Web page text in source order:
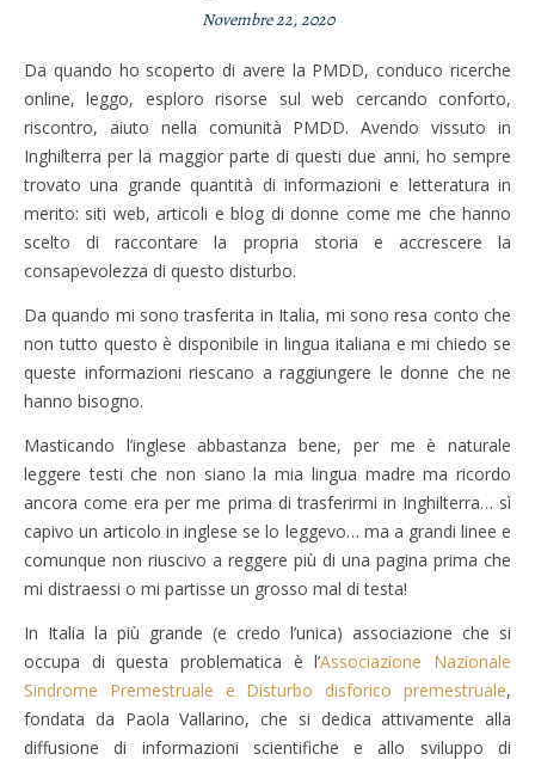
Novembre 22, 2020
Da quando ho scoperto di avere la PMDD, conduco ricerche
online, leggo, esploro risorse sul web cercando conforto,
riscontro, aiuto nella comunità PMDD. Avendo vissuto in
Inghilterra per la maggior parte di questi due anni, ho sempre
trovato una grande quantità di informazioni e letteratura in
merito: siti web, articoli e blog di donne come me che hanno
scelto di raccontare la propria storia e accrescere la
consapevolezza di questo disturbo.
Da quando mi sono trasferita in Italia, mi sono resa conto che
non tutto questo è disponibile in lingua italiana e mi chiedo se
queste informazioni riescano a raggiungere le donne che ne
hanno bisogno.
Masticando l’inglese abbastanza bene, per me è naturale
leggere testi che non siano la mia lingua madre ma ricordo
ancora come era per me prima di trasferirmi in Inghilterra… sì
capivo un articolo in inglese se lo leggevo… ma a grandi linee e
comunque non riuscivo a reggere più di una pagina prima che
mi distraessi o mi partisse un grosso mal di testa!
In Italia la più grande (e credo l’unica) associazione che si
occupa di questa problematica è l’Associazione Nazionale
Sindrome Premestruale e Disturbo disforico premestruale,
fondata da Paola Vallarino, che si dedica attivamente alla
diffusione di informazioni scientifiche e allo sviluppo di